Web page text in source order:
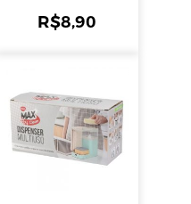
R$8,90